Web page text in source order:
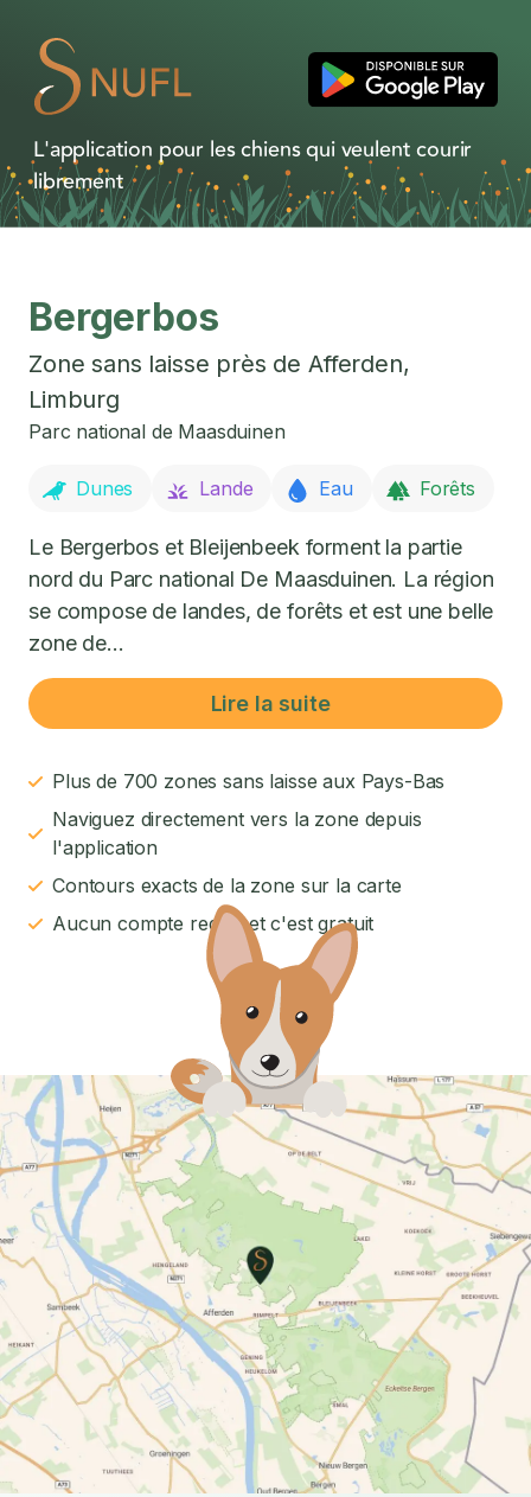
L'application pour les chiens qui veulent courir
librement
Bergerbos
Zone sans laisse près de Afferden,
Limburg
Parc national de Maasduinen
Dunes Lande Eau Forêts
Le Bergerbos et Bleijenbeek forment la partie
nord du Parc national De Maasduinen. La région
se compose de landes, de forêts et est une belle
zone de...
Lire la suite
Plus de 700 zones sans laisse aux Pays-Bas
Naviguez directement vers la zone depuis
l'application
Contours exacts de la zone sur la carte
Aucun compte requis et c'est gratuit